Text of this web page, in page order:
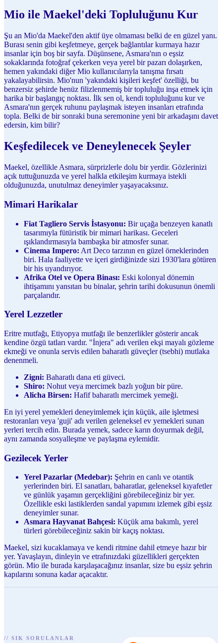
Mio ile Maekel'deki Topluluğunu Kur
Şu an Mio'da Maekel'den aktif üye olmaması belki de en güzel yanı.
Burası senin gibi keşfetmeye, gerçek bağlantılar kurmaya hazır
insanlar için boş bir sayfa. Düşünsene, Asmara'nın o eşsiz
sokaklarında fotoğraf çekerken veya yerel bir pazarı dolaşırken,
hemen yakındaki diğer Mio kullanıcılarıyla tanışma fırsatı
yakalayabilirsin. Mio'nun 'yakındaki kişileri keşfet' özelliği, bu
benzersiz şehirde henüz filizlenmemiş bir topluluğu inşa etmek için
harika bir başlangıç noktası. İlk sen ol, kendi topluluğunu kur ve
Asmara'nın gerçek ruhunu paylaşmak isteyen insanları etrafında
topla. Belki de bir sonraki buna seremonine yeni bir arkadaşını davet
edersin, kim bilir?
Keşfedilecek ve Deneylenecek Şeyler
Maekel, özellikle Asmara, sürprizlerle dolu bir yerdir. Gözlerinizi
açık tuttuğunuzda ve yerel halkla etkileşim kurmaya istekli
olduğunuzda, unutulmaz deneyimler yaşayacaksınız.
Mimari Harikalar
Fiat Tagliero Servis İstasyonu: Bir uçağa benzeyen kanatlı
tasarımıyla fütüristik bir mimari harikası. Geceleri
ışıklandırmasıyla bambaşka bir atmosfer sunar.
Cinema Impero: Art Deco tarzının en güzel örneklerinden
biri. Hala faaliyette ve içeri girdiğinizde sizi 1930'lara götüren
bir his uyandırıyor.
Afrika Otel ve Opera Binası: Eski kolonyal dönemin
ihtişamını yansıtan bu binalar, şehrin tarihi dokusunun önemli
parçalarıdır.
Yerel Lezzetler
Eritre mutfağı, Etiyopya mutfağı ile benzerlikler gösterir ancak
kendine özgü tatları vardır. "İnjera" adı verilen ekşi mayalı gözleme
ekmeği ve onunla servis edilen baharatlı güveçler (tsebhi) mutlaka
denenmeli.
Zigni: Baharatlı dana eti güveci.
Shiro: Nohut veya mercimek bazlı yoğun bir püre.
Alicha Birsen: Hafif baharatlı mercimek yemeği.
En iyi yerel yemekleri deneyimlemek için küçük, aile işletmesi
restoranları veya 'guji' adı verilen geleneksel ev yemekleri sunan
yerleri tercih edin. Burada yemek, sadece karın doyurmak değil,
aynı zamanda sosyalleşme ve paylaşma eylemidir.
Gezilecek Yerler
Yerel Pazarlar (Medebar): Şehrin en canlı ve otantik
yerlerinden biri. El sanatları, baharatlar, geleneksel kıyafetler
ve günlük yaşamın gerçekliğini görebileceğiniz bir yer.
Özellikle eski lastiklerden sandal yapımını izlemek gibi eşsiz
deneyimler sunar.
Asmara Hayvanat Bahçesi: Küçük ama bakımlı, yerel
türleri görebileceğiniz sakin bir kaçış noktası.
Maekel, sizi kucaklamaya ve kendi ritmine dahil etmeye hazır bir
yer. Yavaşlayın, dinleyin ve etrafınızdaki güzellikleri gerçekten
görün. Mio ile burada karşılaşacağınız insanlar, size bu eşsiz şehrin
kapılarını sonuna kadar açacaktır.
// SIK SORULANLAR